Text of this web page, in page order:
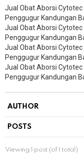
Jual Obat Aborsi
Penggugur Kandungan
Jual Obat Aborsi
Penggugur Kandungan
Jual Obat Aborsi
Penggugur Kandungan
Jual Obat Aborsi
Penggugur Kandungan
AUTHOR
POSTS
Viewing 1 post (of 1 total)